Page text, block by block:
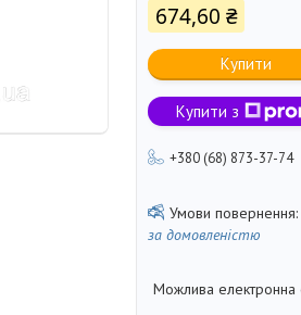
674,60 ₴
Купити
Купити з
+380 (68) 873-37-74
за домовленістю